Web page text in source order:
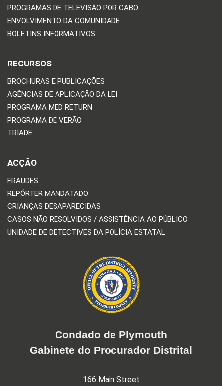
PROGRAMAS DE TELEVISÃO POR CABO
ENVOLVIMENTO DA COMUNIDADE
BOLETINS INFORMATIVOS
RECURSOS
BROCHURAS E PUBLICAÇÕES
AGÊNCIAS DE APLICAÇÃO DA LEI
PROGRAMA MED RETURN
PROGRAMA DE VERÃO
TRÍADE
ACÇÃO
FRAUDES
REPÓRTER MANDATADO
CRIANÇAS DESAPARECIDAS
CASOS NÃO RESOLVIDOS / ASSISTÊNCIA AO PÚBLICO
UNIDADE DE DETECTIVES DA POLÍCIA ESTATAL
Condado de Plymouth
Gabinete do Procurador Distrital
166 Main Street